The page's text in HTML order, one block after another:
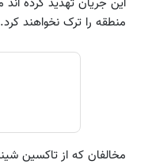
منطقه را ترک نخواهند کرد.